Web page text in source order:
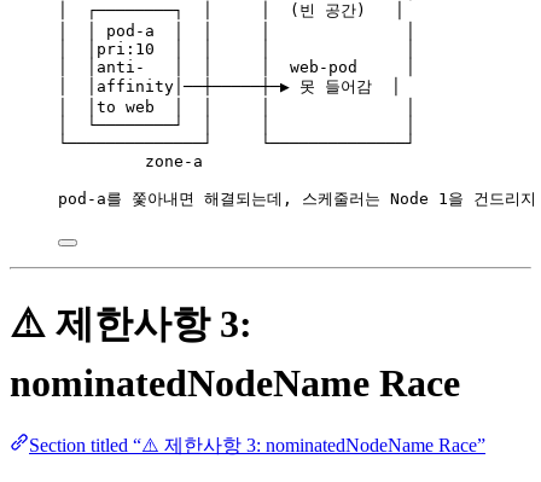
│  ┌────────┐  │     │  (빈 공간)   │
│  │ pod-a  │  │     │              │
│  │pri:10  │  │     │              │
│  │anti-   │  │     │  web-pod     │
│  │affinity│──┼─────┼─▶ 못 들어감  │
│  │to web  │  │     │              │
│  └────────┘  │     │              │
└──────────────┘     └──────────────┘
zone-a
pod-a를 쫓아내면 해결되는데, 스케줄러는 Node 1을 건드리지
⚠️ 제한사항 3:
nominatedNodeName Race
Section titled “⚠️ 제한사항 3: nominatedNodeName Race”